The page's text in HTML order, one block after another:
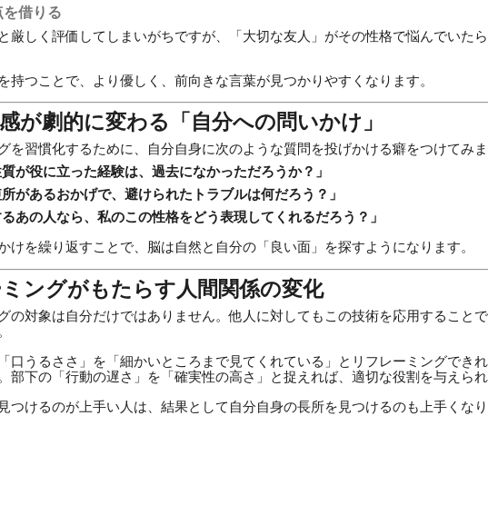
借りる
厳しく評価してしまいがちですが、「大切な友人」がその性格で悩んでいた
持つことで、より優しく、前向きな言葉が見つかりやすくなります。
が劇的に変わる「自分への問いかけ」
を習慣化するために、自分自身に次のような質問を投げかける癖をつけてみま
質が役に立った経験は、過去になかっただろうか？」
所があるおかげで、避けられたトラブルは何だろう？」
るあの人なら、私のこの性格をどう表現してくれるだろう？」
けを繰り返すことで、脳は自然と自分の「良い面」を探すようになります。
ングがもたらす人間関係の変化
の対象は自分だけではありません。他人に対してもこの技術を応用すること
口うるささ」を「細かいところまで見てくれている」とリフレーミングでき
部下の「行動の遅さ」を「確実性の高さ」と捉えれば、適切な役割を与えられ
つけるのが上手い人は、結果として自分自身の長所を見つけるのも上手くなり